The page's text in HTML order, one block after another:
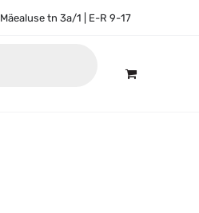
Mäealuse tn 3a/1 | E-R 9-17